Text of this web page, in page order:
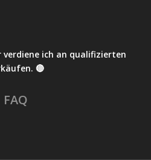
verdiene ich an qualifizierten
🔴
FAQ